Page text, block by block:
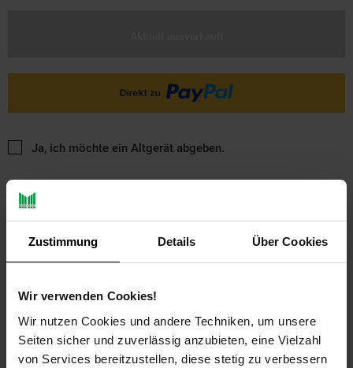
Zustimmung Details Über Cookies
Wir verwenden Cookies!
Wir nutzen Cookies und andere Techniken, um unsere
Seiten sicher und zuverlässig anzubieten, eine Vielzahl
von Services bereitzustellen, diese stetig zu verbessern
Ja, ich möchte ein Altgerät abgeben.
PAYBACK
Payback Punkte Basis°Punkte:
36
Extra°Punkte:
0